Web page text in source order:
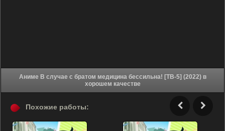
Аниме В случае с братом медицина бессильна! [ТВ-5] (2022) в
хорошем качестве
Похожие работы: